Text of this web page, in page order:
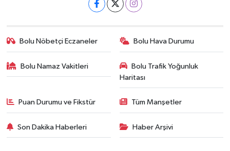
Bolu Nöbetçi Eczaneler Bolu Hava Durumu
Bolu Namaz Vakitleri
Bolu Trafik Yoğunluk
Haritası
Puan Durumu ve Fikstür Tüm Manşetler
Son Dakika Haberleri Haber Arşivi